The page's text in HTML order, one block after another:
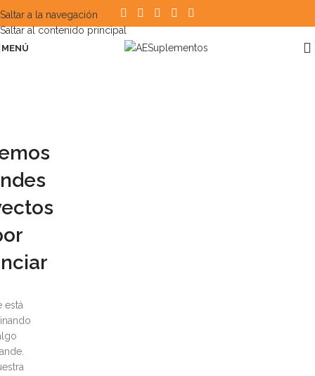
Saltar a la navegación
Saltar al contenido principal
MENÚ
está